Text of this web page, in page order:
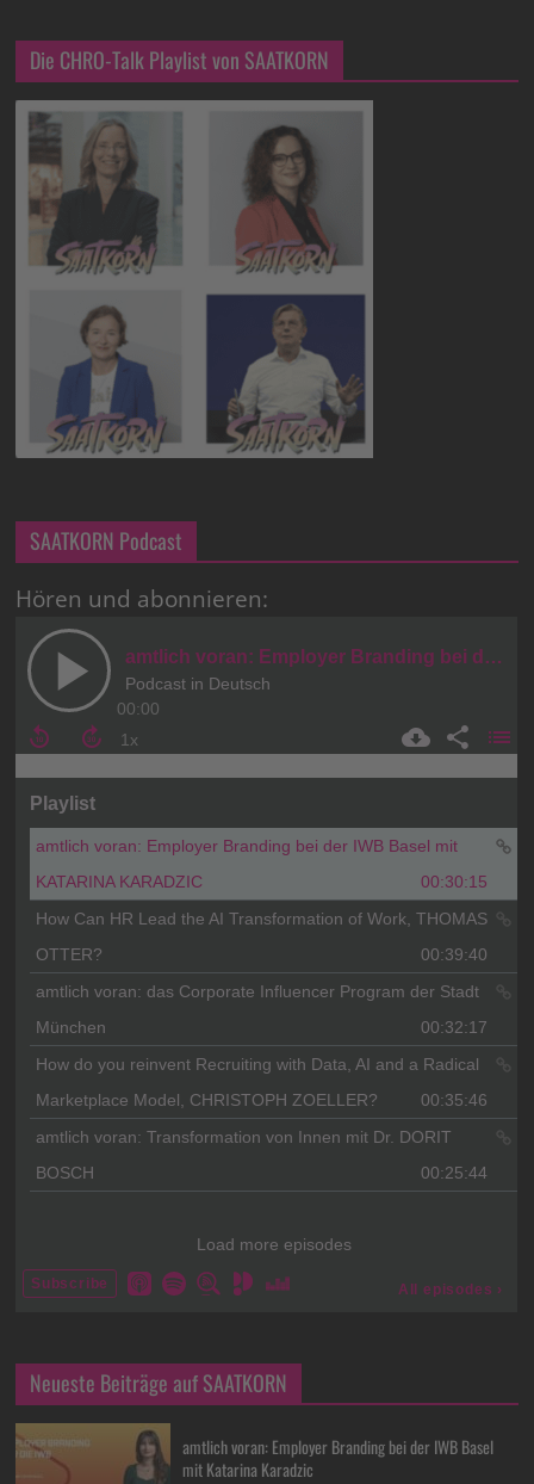
Die CHRO-Talk Playlist von SAATKORN
SAATKORN Podcast
Hören und abonnieren:
Neueste Beiträge auf SAATKORN
amtlich voran: Employer Branding bei der IWB Basel
mit Katarina Karadzic